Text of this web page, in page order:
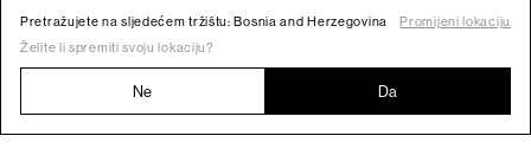
Pretražujete na sljedećem tržištu: Bosnia and Herzegovina
Promijeni lokaciju
Želite li spremiti svoju lokaciju?
Ne Da